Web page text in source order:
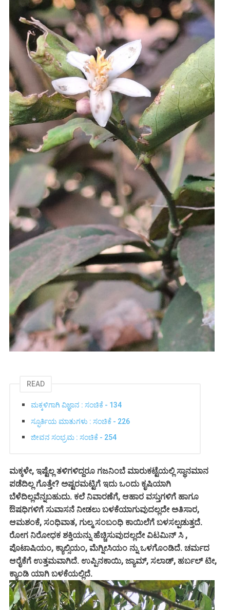
READ
ಮಕ್ಕಳಿಗಾಗಿ ವಿಜ್ಞಾನ : ಸಂಚಿಕೆ - 134
ಸ್ಫೂರ್ತಿಯ ಮಾತುಗಳು : ಸಂಚಿಕೆ - 226
ಜೀವನ ಸಂಭ್ರಮ : ಸಂಚಿಕೆ - 254
ಮಕ್ಕಳೇ, ಇಷ್ಟೆಲ್ಲ ತಳಿಗಳಿದ್ದರೂ ಗಜನಿಂಬೆ ಮಾರುಕಟ್ಟೆಯಲ್ಲಿ ಸ್ಥಾನಮಾನ
ಪಡೆದಿಲ್ಲ ಗೊತ್ತೇ? ಅಷ್ಟರಮಟ್ಟಿಗೆ ಇದು ಒಂದು ಕೃಷಿಯಾಗಿ
ಬೆಳೆದಿಲ್ಲವೆನ್ನಬಹುದು. ಕಲೆ ನಿವಾರಣೆಗೆ, ಆಹಾರ ವಸ್ತುಗಳಿಗೆ ಹಾಗೂ
ಔಷಧಿಗಳಿಗೆ ಸುವಾಸನೆ ನೀಡಲು ಬಳಕೆಯಾಗುವುದಲ್ಲದೇ ಅತಿಸಾರ,
ಆಮಶಂಕೆ, ಸಂಧಿವಾತ, ಗುಲ್ಮ ಸಂಬಂಧಿ ಕಾಯಿಲೆಗೆ ಬಳಸಲ್ಪಡುತ್ತದೆ.
ರೋಗ ನಿರೋಧಕ ಶಕ್ತಿಯನ್ನು ಹೆಚ್ಚಿಸುವುದಲ್ಲದೇ ವಿಟಮಿನ್ ಸಿ ,
ಪೊಟಾಷಿಯಂ, ಕ್ಯಾಲ್ಸಿಯಂ, ಮೆಗ್ನೀಸಿಯಂ ನ್ನು ಒಳಗೊಂಡಿದೆ. ಚರ್ಮದ
ಆರೈಕೆಗೆ ಉತ್ತಮವಾಗಿದೆ. ಉಪ್ಪಿನಕಾಯಿ, ಜ್ಯಾಮ್, ಸಲಾಡ್, ಹರ್ಬಲ್ ಟೀ,
ಕ್ಯಾಂಡಿ ಯಾಗಿ ಬಳಕೆಯಲ್ಲಿದೆ.